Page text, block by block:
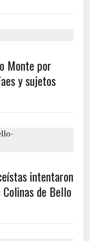
Monte por
y sujetos
intentaron
de Bello